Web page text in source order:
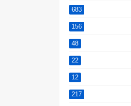
683
156
48
22
12
217